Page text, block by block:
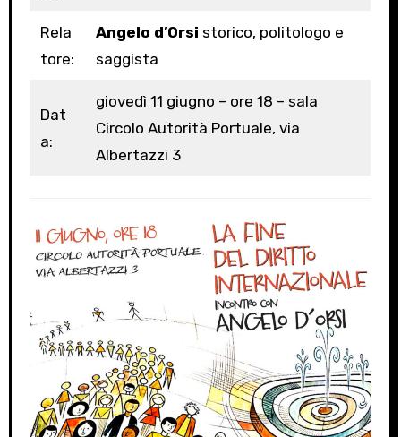
Rela
tore:
Angelo d’Orsi storico, politologo e
saggista
Dat
a:
giovedì 11 giugno – ore 18 – sala
Circolo Autorità Portuale, via
Albertazzi 3